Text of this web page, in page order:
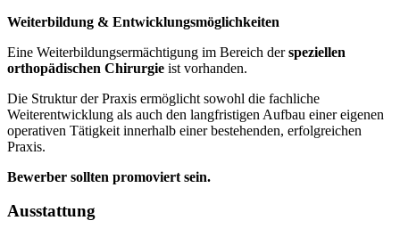
Weiterbildung & Entwicklungsmöglichkeiten
Eine Weiterbildungsermächtigung im Bereich derspeziellen
orthopädischen Chirurgie ist vorhanden.
Die Struktur der Praxis ermöglicht sowohl die fachliche
Weiterentwicklung als auch den langfristigen Aufbau einer eigenen
operativen Tätigkeit innerhalb einer bestehenden, erfolgreichen
Praxis.
Bewerber sollten promoviert sein.
Ausstattung